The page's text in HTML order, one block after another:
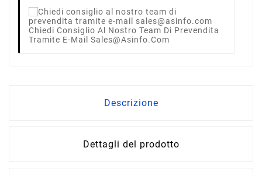
Chiedi Consiglio Al Nostro Team Di Prevendita
Tramite E-Mail Sales@asinfo.com
Descrizione
Dettagli del prodotto